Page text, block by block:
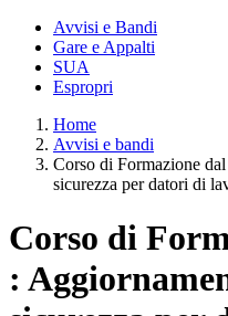
Avvisi e Bandi
Gare e Appalti
SUA
Espropri
Home
Avvisi e bandi
Corso di Formazione
sicurezza per datori di
Corso di
: